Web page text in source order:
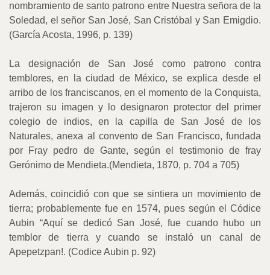
nombramiento de santo patrono entre Nuestra señora de la
Soledad, el señor San José, San Cristóbal y San Emigdio.
(García Acosta, 1996, p. 139)
La designación de San José como patrono contra
temblores, en la ciudad de México, se explica desde el
arribo de los franciscanos, en el momento de la Conquista,
trajeron su imagen y lo designaron protector del primer
colegio de indios, en la capilla de San José de los
Naturales, anexa al convento de San Francisco, fundada
por Fray pedro de Gante, según el testimonio de fray
Gerónimo de Mendieta.(Mendieta, 1870, p. 704 a 705)
Además, coincidió con que se sintiera un movimiento de
tierra; probablemente fue en 1574, pues según el Códice
Aubin “Aquí se dedicó San José, fue cuando hubo un
temblor de tierra y cuando se instaló un canal de
Apepetzpan!. (Codice Aubin p. 92)